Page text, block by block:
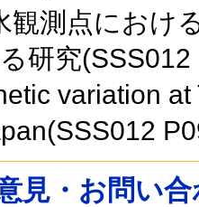
観測点におけ
研究
variation
見・お問い